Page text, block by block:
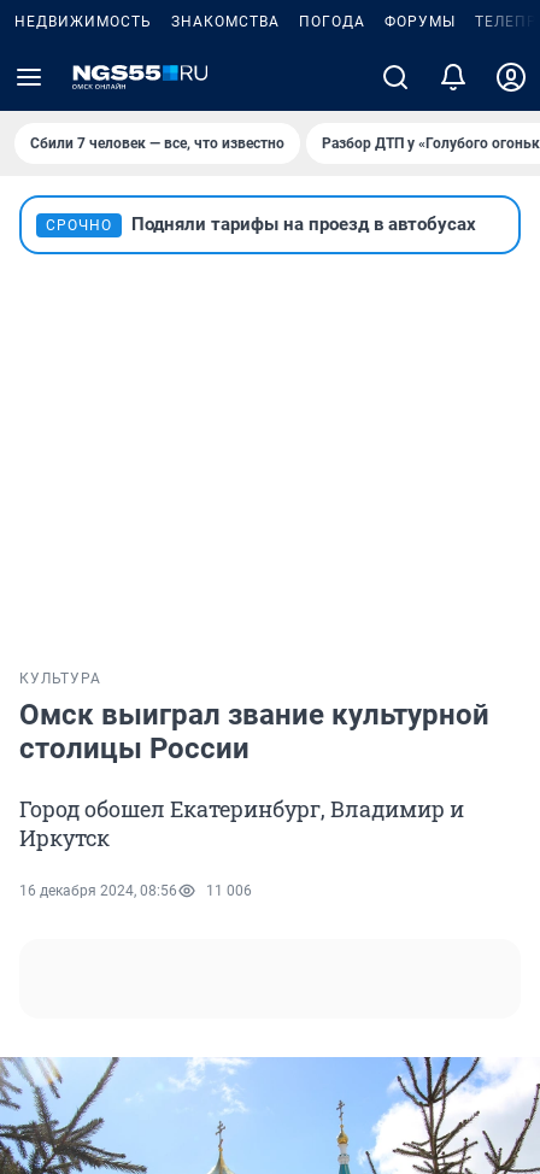
НЕДВИЖИМОСТЬ ЗНАКОМСТВА ПОГОДА ФОРУМЫ
Сбили 7 человек — все, что известно Разбор ДТП у «Голубого
СРОЧНО Подняли тарифы на проезд в автобусах
КУЛЬТУРА
Омск выиграл звание культурной
столицы России
Город обошел Екатеринбург, Владимир и
Иркутск
16 декабря 2024, 08:56 11 006